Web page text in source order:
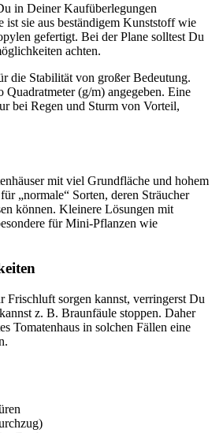
in Deiner Kaufüberlegungen
ist sie aus beständigem Kunststoff wie
gefertigt. Bei der Plane solltest Du
achten.
die Stabilität von großer Bedeutung.
(g/m) angegeben. Eine
bei Regen und Sturm von Vorteil,
mit viel Grundfläche und hohem
„normale“ Sorten, deren Sträucher
können. Kleinere Lösungen mit
für Mini-Pflanzen wie
Frischluft sorgen kannst, verringerst Du
z. B. Braunfäule stoppen. Daher
Tomatenhaus in solchen Fällen eine